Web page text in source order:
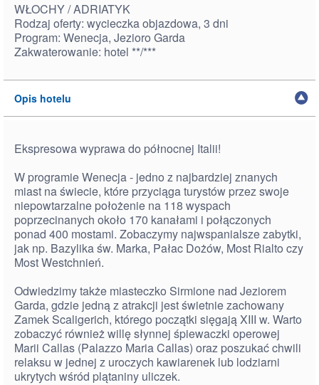
WŁOCHY / ADRIATYK
Rodzaj oferty: wycieczka objazdowa, 3 dni
Program: Wenecja, Jezioro Garda
Zakwaterowanie: hotel **/***
Opis hotelu
Ekspresowa wyprawa do północnej Italii!
W programie Wenecja - jedno z najbardziej znanych
miast na świecie, które przyciąga turystów przez swoje
niepowtarzalne położenie na 118 wyspach
poprzecinanych około 170 kanałami i połączonych
ponad 400 mostami. Zobaczymy najwspanialsze zabytki,
jak np. Bazylika św. Marka, Pałac Dożów, Most Rialto czy
Most Westchnień.
Odwiedzimy także miasteczko Sirmione nad Jeziorem
Garda, gdzie jedną z atrakcji jest świetnie zachowany
Zamek Scaligerich, którego początki sięgają XIII w. Warto
zobaczyć również willę słynnej śpiewaczki operowej
Marii Callas (Palazzo Maria Callas) oraz poszukać chwili
relaksu w jednej z uroczych kawiarenek lub lodziarni
ukrytych wśród plątaniny uliczek.